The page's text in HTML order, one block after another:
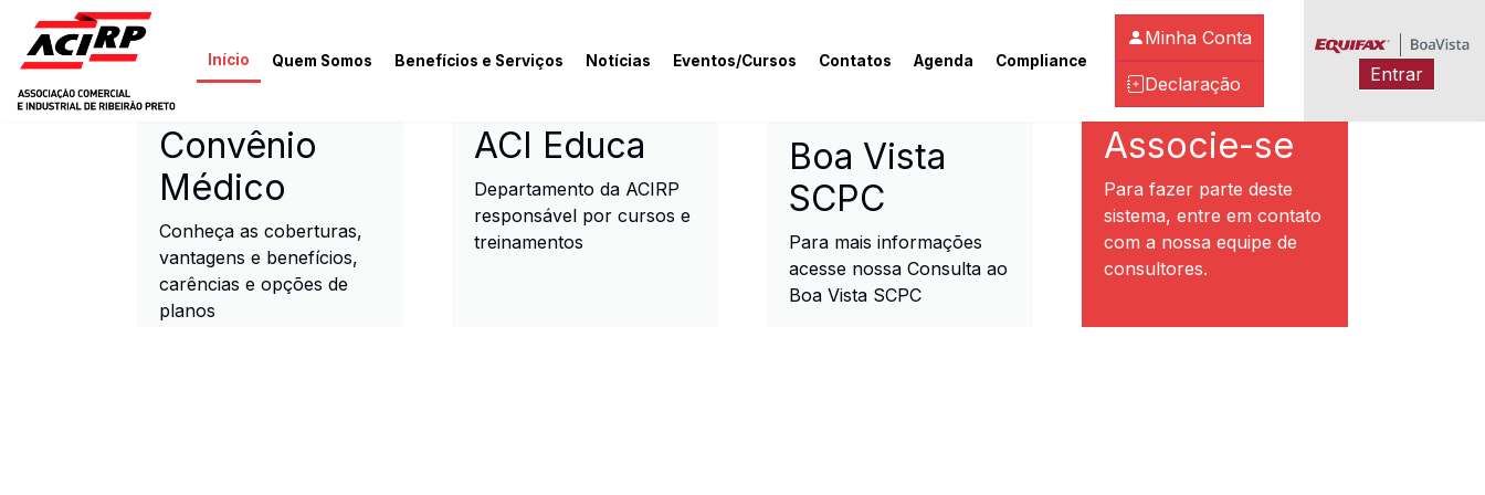
Pular para o conteúdo principal
Início Quem Somos Benefícios e Serviços Notícias Eventos/Cursos Contatos Agenda Compliance
Minha Conta
Declaração Entrar
ACIRP - Associação Comercial e Industrial de Ribeirão Preto
Convênio
Médico
Conheça as coberturas,
vantagens e benefícios,
carências e opções de
planos
ACI Educa
Departamento da ACIRP
responsável por cursos e
treinamentos
Boa Vista
SCPC
Para mais informações
acesse nossa Consulta ao
Boa Vista SCPC
Associe-se
Para fazer parte deste
sistema, entre em contato
com a nossa equipe de
consultores.